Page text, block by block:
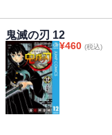
鬼滅の刃 12
¥460 (税込)